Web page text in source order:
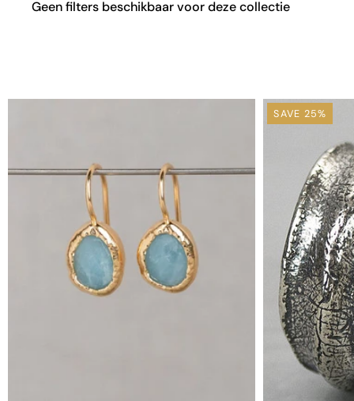
Geen filters beschikbaar voor deze collectie
SAVE 25%